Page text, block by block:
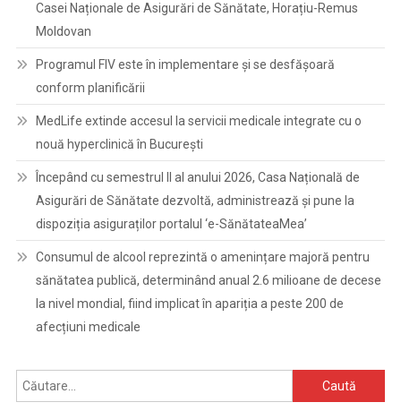
Casei Naționale de Asigurări de Sănătate, Horațiu-Remus
Moldovan
Programul FIV este în implementare și se desfășoară
conform planificării
MedLife extinde accesul la servicii medicale integrate cu o
nouă hyperclinică în București
Începând cu semestrul II al anului 2026, Casa Națională de
Asigurări de Sănătate dezvoltă, administrează și pune la
dispoziția asiguraților portalul ‘e-SănătateaMea’
Consumul de alcool reprezintă o amenințare majoră pentru
sănătatea publică, determinând anual 2.6 milioane de decese
la nivel mondial, fiind implicat în apariția a peste 200 de
afecțiuni medicale
Caută
după: